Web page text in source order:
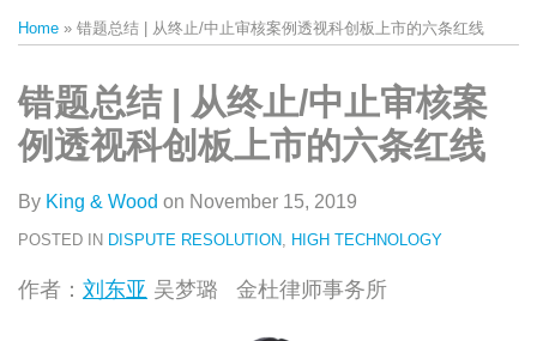
Home » 错题总结 | 从终止/中止审核案例透视科创板上市的六条红线
错题总结 | 从终止/中止审核案
例透视科创板上市的六条红线
By King & Wood on November 15, 2019
POSTED IN DISPUTE RESOLUTION, HIGH TECHNOLOGY
作者： 刘东亚 吴梦璐 金杜律师事务所
this
post
this
post
this
post
this
post
on
LinkedIn